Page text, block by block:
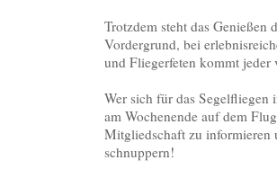
Trotzdem steht das Genießen
Vordergrund, bei
und Fliegerfeten kommt jeder
Wer sich für das Segelfliegen
am Wochenende auf dem
Mitgliedschaft zu informieren
schnuppern!